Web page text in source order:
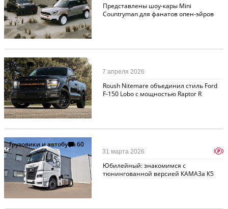
Представлены шоу-кары Mini
Countryman для фанатов опен-эйров
Новости10
Roush Nitemare объединил стиль Ford
F-150 Lobo с мощностью Raptor R
7 апреля 2026
Грузовики и автобусы60
Юбилейный: знакомимся с
тюнингованной версией КАМАЗа К5
31 марта 2026 p